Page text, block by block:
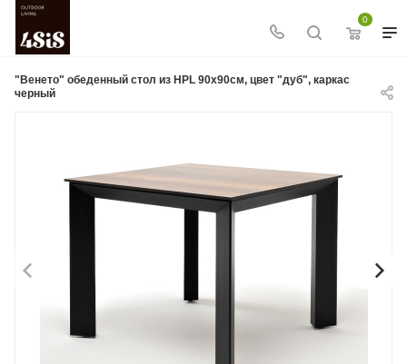
0
"Венето" обеденный стол из HPL 90х90см, цвет "дуб", каркас
черный